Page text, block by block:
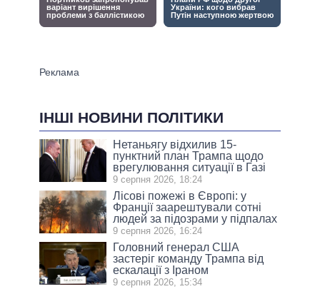
ІНШІ НОВИНИ ПОЛІТИКИ
Нетаньягу відхилив 15-
пунктний план Трампа щодо
врегулювання ситуації в Газі
9 серпня 2026, 18:24
Лісові пожежі в Європі: у
Франції заарештували сотні
людей за підозрами у підпалах
9 серпня 2026, 16:24
Головний генерал США
застеріг команду Трампа від
ескалації з Іраном
9 серпня 2026, 15:34